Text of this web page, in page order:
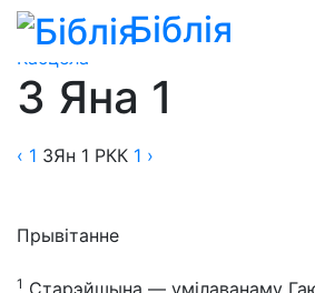
Біблія
Біблія» Пераклады»
Пераклад
Касцёла
3 Яна 1
‹ 1 3Ян 1 РКК 1 ›
Прывітанне
1 Старэйшына — умілаванаму